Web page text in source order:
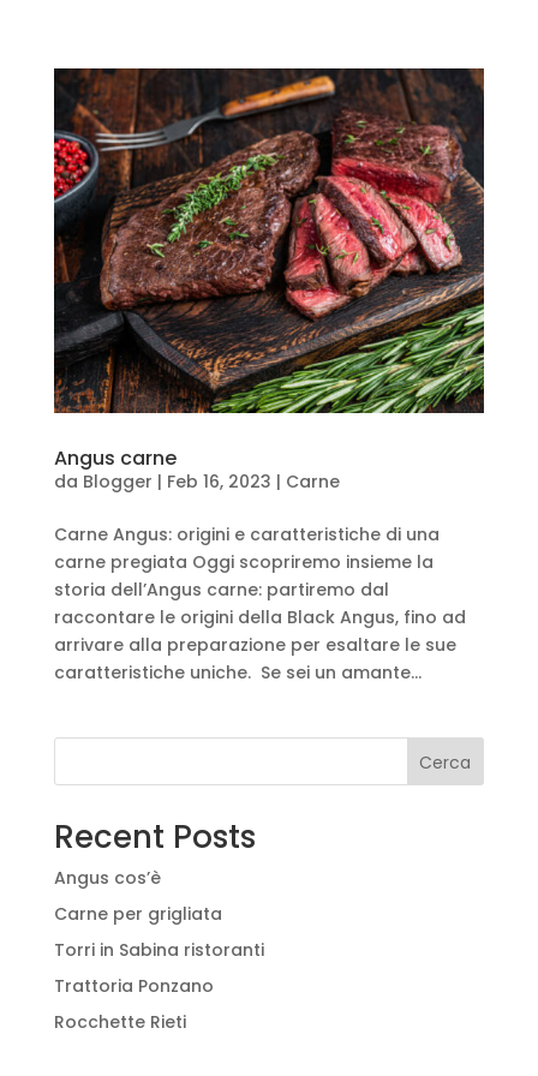
Angus carne
da Blogger | Feb 16, 2023 | Carne
Carne Angus: origini e caratteristiche di una
carne pregiata Oggi scopriremo insieme la
storia dell’Angus carne: partiremo dal
raccontare le origini della Black Angus, fino ad
arrivare alla preparazione per esaltare le sue
caratteristiche uniche. Se sei un amante...
Cerca
Recent Posts
Angus cos’è
Carne per grigliata
Torri in Sabina ristoranti
Trattoria Ponzano
Rocchette Rieti